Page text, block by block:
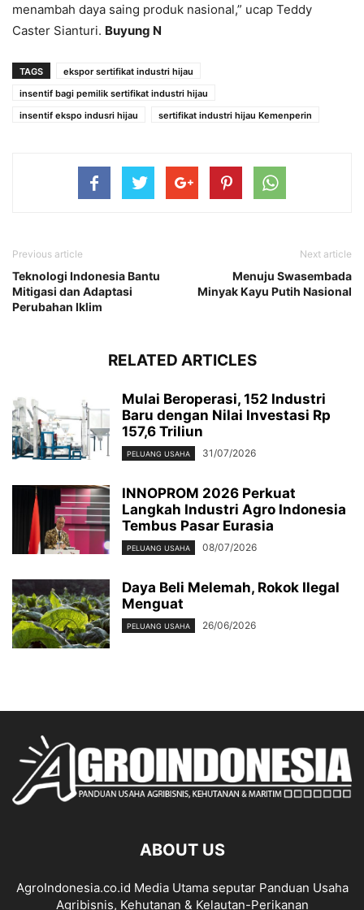
menambah daya saing produk nasional,” ucap Teddy
Caster Sianturi. Buyung N
TAGS
ekspor sertifikat industri hijau
insentif bagi pemilik sertifikat industri hijau
insentif ekspo indusri hijau
sertifikat industri hijau Kemenperin
Previous article
Teknologi Indonesia Bantu
Mitigasi dan Adaptasi
Perubahan Iklim
Next article
Menuju Swasembada
Minyak Kayu Putih Nasional
RELATED ARTICLES
Mulai Beroperasi, 152 Industri
Baru dengan Nilai Investasi Rp
157,6 Triliun
PELUANG USAHA 31/07/2026
INNOPROM 2026 Perkuat
Langkah Industri Agro Indonesia
Tembus Pasar Eurasia
PELUANG USAHA 08/07/2026
Daya Beli Melemah, Rokok Ilegal
Menguat
PELUANG USAHA 26/06/2026
ABOUT US
AgroIndonesia.co.id Media Utama seputar Panduan Usaha
Agribisnis, Kehutanan & Kelautan-Perikanan